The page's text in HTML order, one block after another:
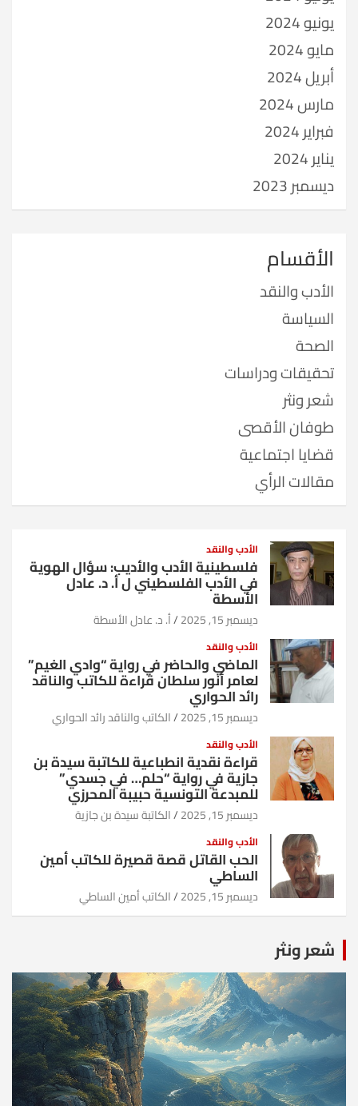
يونيو 2024
مايو 2024
أبريل 2024
مارس 2024
فبراير 2024
يناير 2024
ديسمبر 2023
الأقسام
الأدب والنقد
السياسة
الصحة
تحقيقات ودراسات
شعر ونثر
طوفان الأقصى
قضايا اجتماعية
مقالات الرأي
الأدب والنقد
فلسطينية الأدب والأديب: سؤال الهوية
في الأدب الفلسطيني ل أ. د. عادل
الأسطة
ديسمبر 15, 2025 أ. د. عادل الأسطة
الأدب والنقد
الماضي والحاضر في رواية “وادي الغيم”
لعامر أنور سلطان قراءة للكاتب والناقد
رائد الحواري
ديسمبر 15, 2025 الكاتب والناقد رائد الحواري
الأدب والنقد
قراءة نقدية انطباعية للكاتبة سيدة بن
جازية في رواية “حلم… في جسدي”
للمبدعة التونسية حبيبة المحرزي
ديسمبر 15, 2025 الكاتبة سيدة بن جازية
الأدب والنقد
الحب القاتل قصة قصيرة للكاتب أمين
الساطي
ديسمبر 15, 2025 الكاتب أمين الساطي
شعر ونثر